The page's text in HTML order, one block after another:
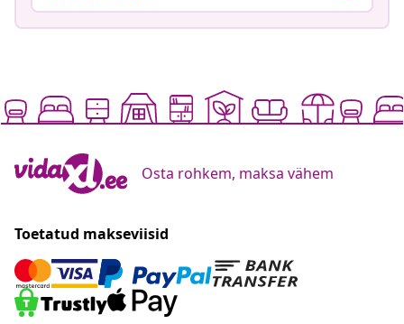
Osta rohkem, maksa vähem
Toetatud makseviisid